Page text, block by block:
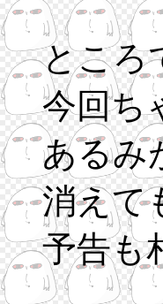
ところ
今回ち
あるみ
消えて
予告も